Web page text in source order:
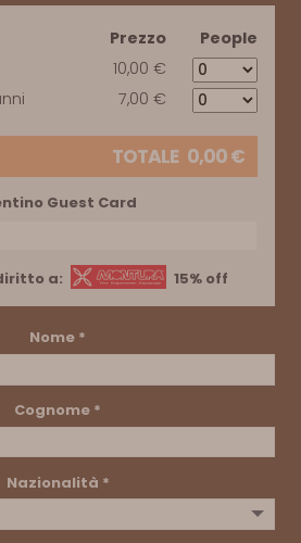
Prezzo
People
10,00 €
7,00 €
TOTALE 0,00€
Guest Card
a: 15% off
Nome *
Cognome *
Nazionalità *